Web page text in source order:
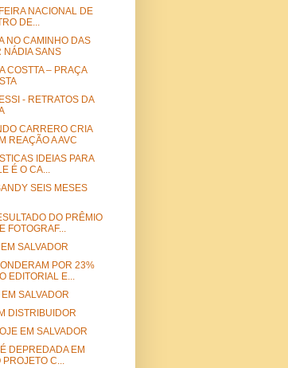
NACIONAL DE
DE...
NO CAMINHO DAS
NÁDIA SANS
COSTTA – PRAÇA
- RETRATOS DA
CARRERO CRIA
REAÇÃO A AVC
IDEIAS PARA
É O CA...
SEIS MESES
DO PRÊMIO
FOTOGRAF...
SALVADOR
POR 23%
EDITORIAL E...
SALVADOR
DISTRIBUIDOR
EM SALVADOR
DEPREDADA EM
C...